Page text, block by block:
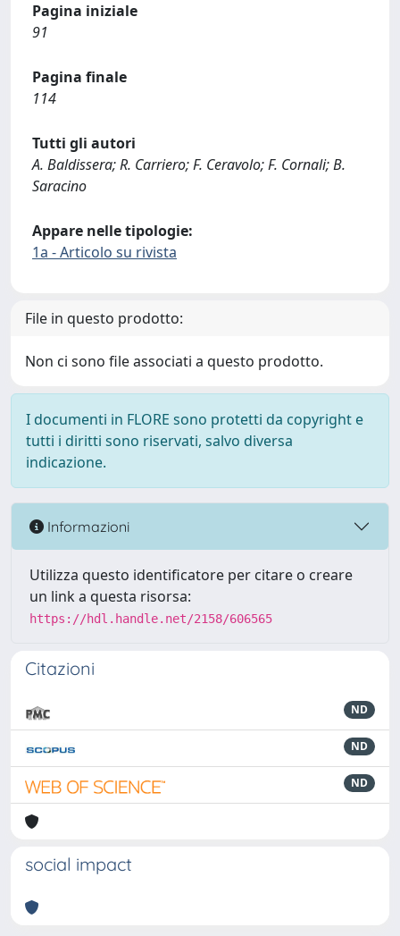
Pagina iniziale
91
Pagina finale
114
Tutti gli autori
A. Baldissera; R. Carriero; F. Ceravolo; F. Cornali; B.
Saracino
Appare nelle tipologie:
1a - Articolo su rivista
File in questo prodotto:
Non ci sono file associati a questo prodotto.
I documenti in FLORE sono protetti da copyright e
tutti i diritti sono riservati, salvo diversa
indicazione.
Informazioni
Utilizza questo identificatore per citare o creare
un link a questa risorsa:
https://hdl.handle.net/2158/606565
Citazioni
ND
ND
ND
social impact